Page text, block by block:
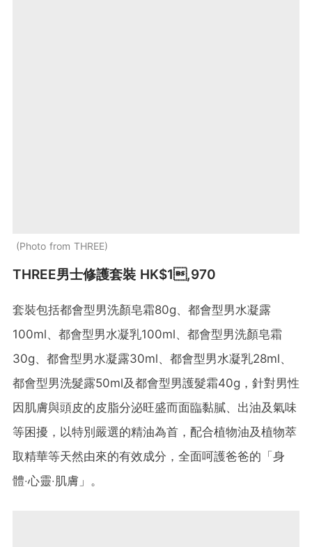
Photo from THREE
THREE男士修護套裝 HK$1,970
套裝包括都會型男洗顏皂霜80g、都會型男水凝露
100ml、都會型男水凝乳100ml、都會型男洗顏皂霜
30g、都會型男水凝露30ml、都會型男水凝乳28ml、
都會型男洗髮露50ml及都會型男護髮霜40g，針對男性
因肌膚與頭皮的皮脂分泌旺盛而面臨黏膩、出油及氣味
等困擾，以特別嚴選的精油為首，配合植物油及植物萃
取精華等天然由來的有效成分，全面呵護爸爸的「身
體‧心靈‧肌膚」。